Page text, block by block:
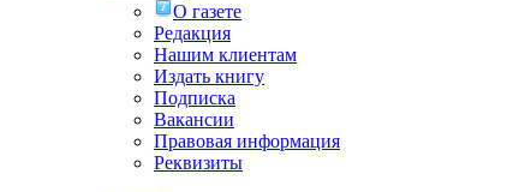
О газете
Редакция
Нашим клиентам
Издать книгу
Подписка
Вакансии
Правовая информация
Реквизиты